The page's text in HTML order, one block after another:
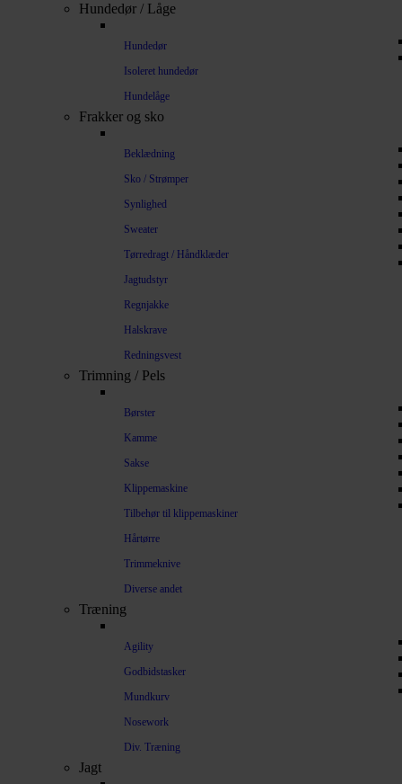
Hundedør / Låge
Hundedør
Isoleret hundedør
Hundelåge
Frakker og sko
Beklædning
Sko / Strømper
Synlighed
Sweater
Tørredragt / Håndklæder
Jagtudstyr
Regnjakke
Halskrave
Redningsvest
Trimning / Pels
Børster
Kamme
Sakse
Klippemaskine
Tilbehør til klippemaskiner
Hårtørre
Trimmeknive
Diverse andet
Træning
Agility
Godbidstasker
Mundkurv
Nosework
Div. Træning
Jagt